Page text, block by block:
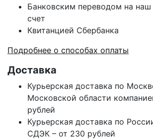
Банковским переводом на наш
счет
Квитанцией Сбербанка
Подробнее о способах оплаты
Доставка
Курьерская доставка по
Московской области
рублей
Курьерская доставка по
СДЭК – от 230 рублей